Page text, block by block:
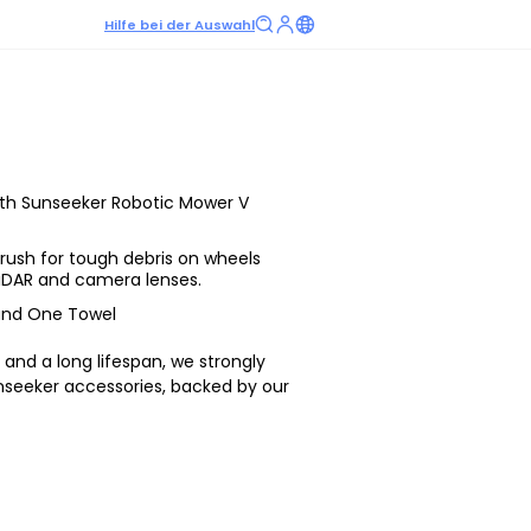
Hilfe bei der Auswahl
Sunseeker Robotic Mower V
for tough debris on wheels
and camera lenses.
One Towel
a long lifespan, we strongly
accessories, backed by our